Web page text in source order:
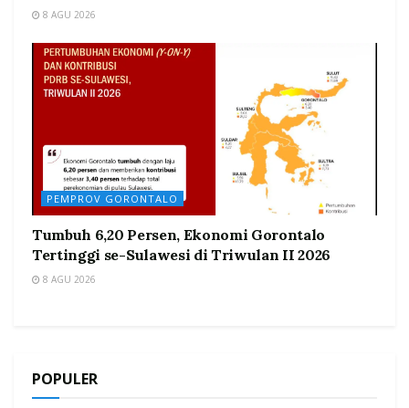
8 AGU 2026
PEMPROV GORONTALO
Tumbuh 6,20 Persen, Ekonomi Gorontalo
Tertinggi se-Sulawesi di Triwulan II 2026
8 AGU 2026
POPULER